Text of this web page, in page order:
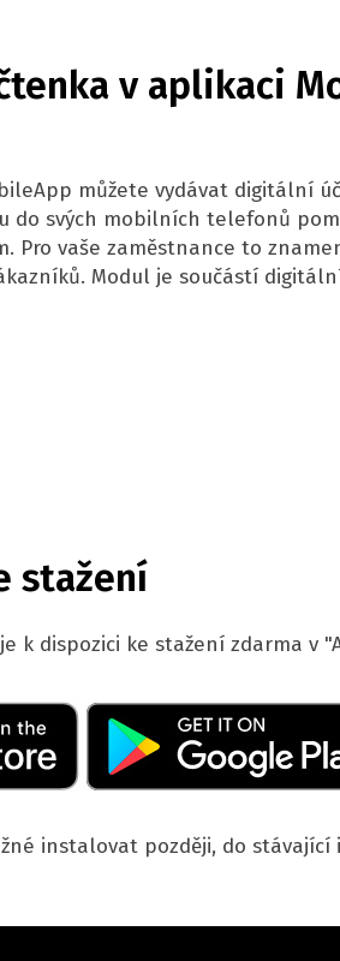
v aplikaci
můžete vydávat digitální
do svých mobilních telefonů
Pro vaše zaměstnance to
Modul je součástí
stažení
k dispozici ke stažení zdarma v
instalovat později, do